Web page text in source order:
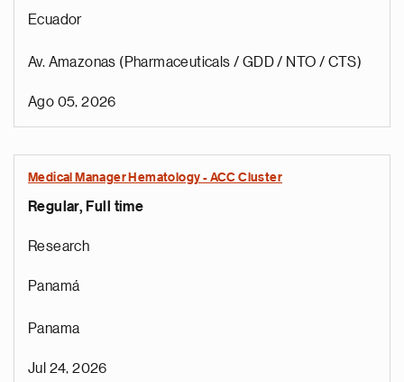
Ecuador
Av. Amazonas (Pharmaceuticals / GDD / NTO / CTS)
Ago 05, 2026
Medical Manager Hematology - ACC Cluster
Regular, Full time
Research
Panamá
Panama
Jul 24, 2026